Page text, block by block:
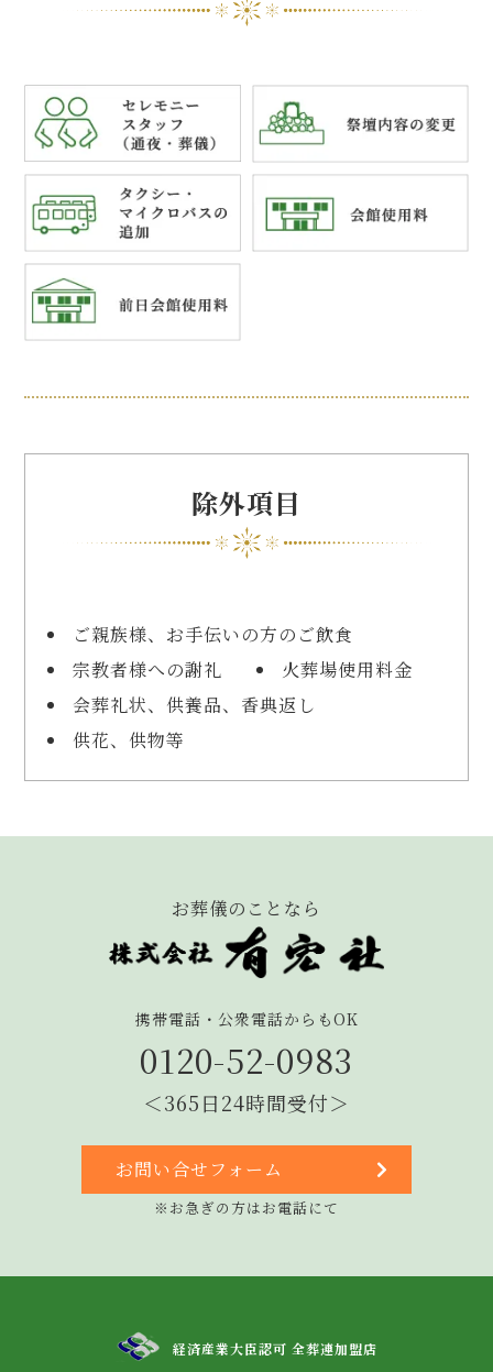
除外項目
ご親族様、お手伝いの方のご飲食
宗教者様への謝礼
火葬場使用料金
会葬礼状、供養品、香典返し
供花、供物等
お葬儀のことなら
携帯電話・公衆電話からもOK
0120-52-0983
＜365日24時間受付＞
お問い合せフォーム
※お急ぎの方はお電話にて
経済産業大臣認可 全葬連加盟店